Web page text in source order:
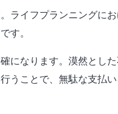
ライフプランニングに
す。
になります。漠然とし
うことで、無駄な支払